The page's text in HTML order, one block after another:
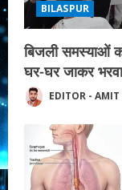
BILASPUR
बिजली समस्याओं
घर-घर जाकर
EDITOR - AMIT